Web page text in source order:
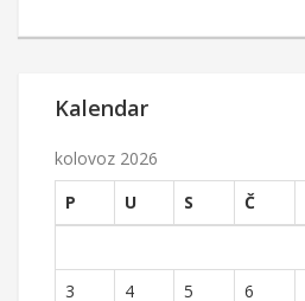
Kalendar
kolovoz 2026
P
U S Č
3
4 5 6